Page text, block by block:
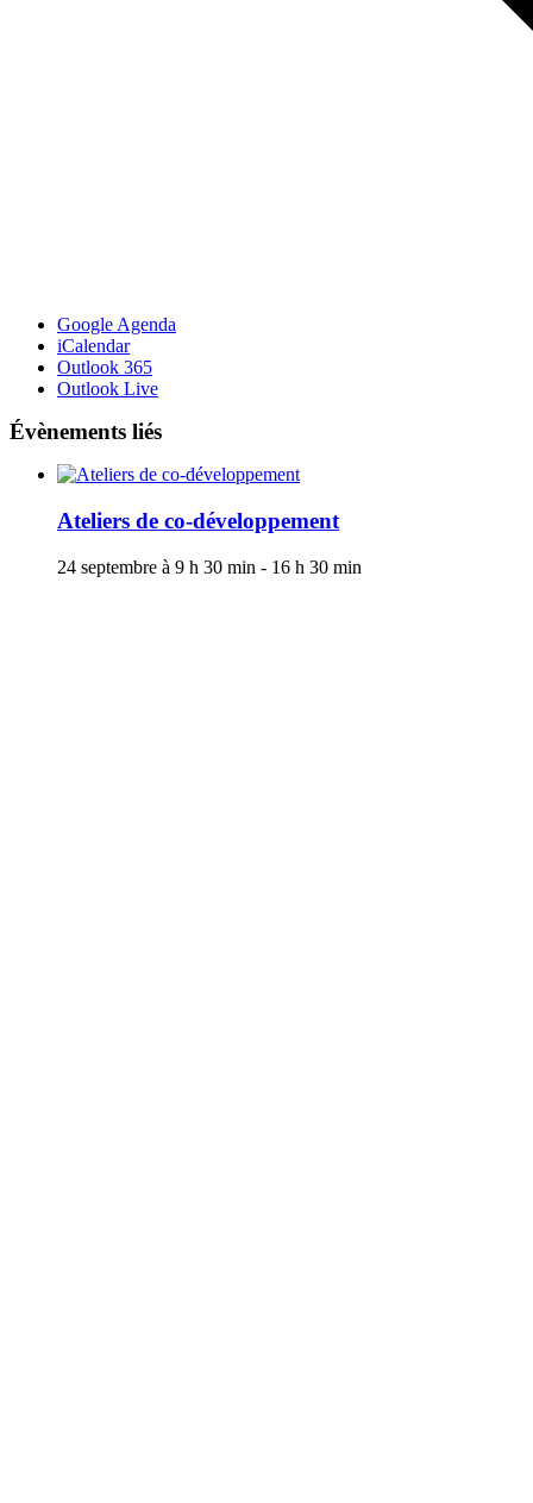
Google Agenda
iCalendar
Outlook 365
Outlook Live
Évènements liés
Ateliers de co-développement
24 septembre à 9 h 30 min - 16 h 30 min